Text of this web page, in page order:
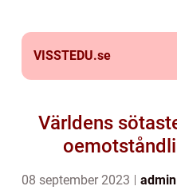
VISSTEDU.se
Världens
08 september 2023 admin